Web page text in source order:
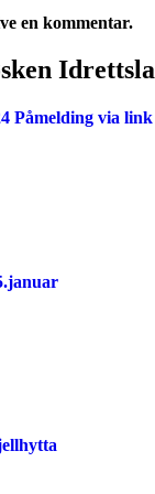
en kommentar.
Påmelding via link